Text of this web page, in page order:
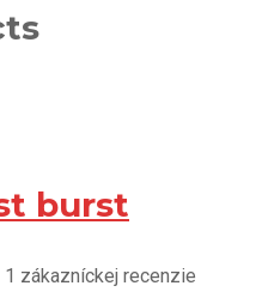
burst
1 zákazníckej recenzie